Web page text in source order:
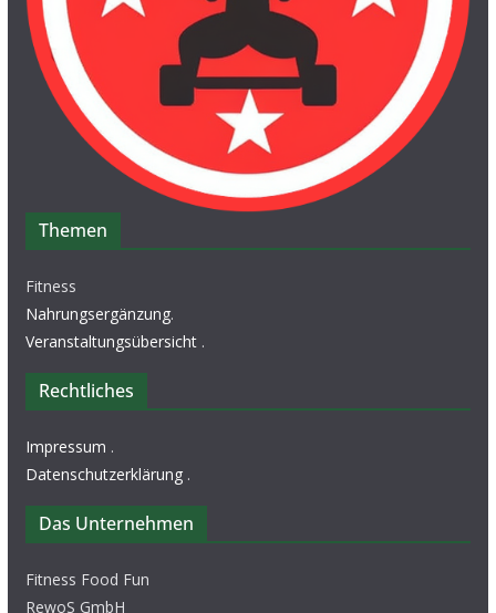
Themen
Fitness
Nahrungsergänzung.
Veranstaltungsübersicht.
Rechtliches
Impressum .
Datenschutzerklärung.
Das Unternehmen
Fitness Food Fun
RewoS GmbH